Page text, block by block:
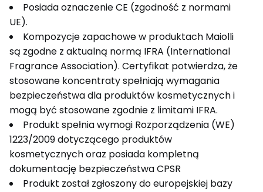
Posiada oznaczenie CE (zgodność z normami
UE).
Kompozycje zapachowe w produktach Maiolli
są zgodne z aktualną normą IFRA (International
Fragrance Association). Certyfikat potwierdza, że
stosowane koncentraty spełniają wymagania
bezpieczeństwa dla produktów kosmetycznych i
mogą być stosowane zgodnie z limitami IFRA.
Produkt spełnia wymogi Rozporządzenia (WE)
1223/2009 dotyczącego produktów
kosmetycznych oraz posiada kompletną
dokumentację bezpieczeństwa CPSR
Produkt został zgłoszony do europejskiej bazy